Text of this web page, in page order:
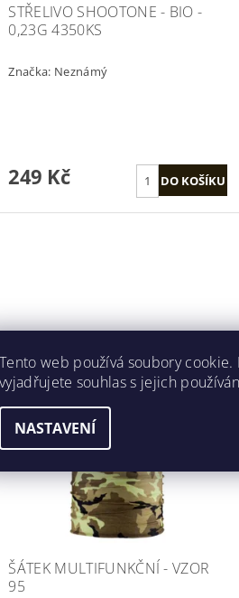
STŘELIVO SHOOTONE - BIO -
0,23G 4350KS
Značka: Neznámý
249 Kč
Kód: 10175J
ŠÁTEK MULTIFUNKČNÍ - VZOR
95
Tento web používá soubory
vyjadřujete souhlas s jejich
NASTAVENÍ